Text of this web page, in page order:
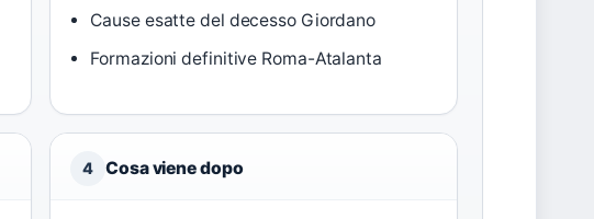
Cause esatte del decesso Giordano
Formazioni definitive Roma-Atalanta
4 Cosa viene dopo